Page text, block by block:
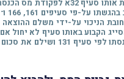
* במסגרת החוק להשגת יעדי